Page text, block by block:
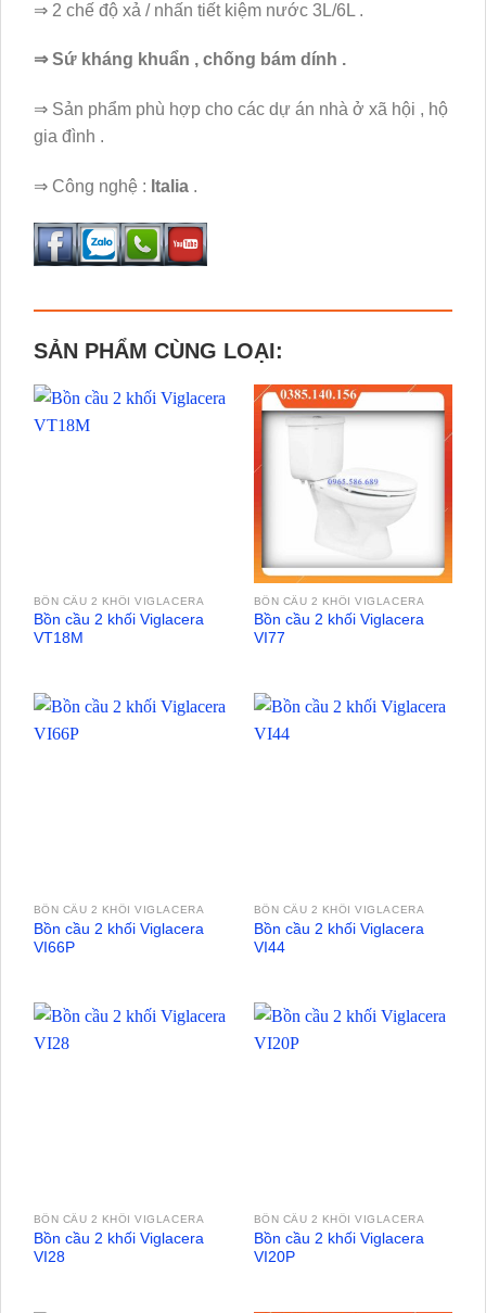
⇒ 2 chế độ xả / nhấn tiết kiệm nước 3L/6L .
⇒ Sứ kháng khuẩn , chống bám dính .
⇒ Sản phẩm phù hợp cho các dự án nhà ở xã hội , hộ
gia đình .
⇒ Công nghệ : Italia .
SẢN PHẨM CÙNG LOẠI:
BỒN CẦU 2 KHỐI VIGLACERA
Bồn cầu 2 khối Viglacera
VT18M
BỒN CẦU 2 KHỐI VIGLACERA
Bồn cầu 2 khối Viglacera
VI77
BỒN CẦU 2 KHỐI VIGLACERA
Bồn cầu 2 khối Viglacera
VI66P
BỒN CẦU 2 KHỐI VIGLACERA
Bồn cầu 2 khối Viglacera
VI44
BỒN CẦU 2 KHỐI VIGLACERA
Bồn cầu 2 khối Viglacera
VI28
BỒN CẦU 2 KHỐI VIGLACERA
Bồn cầu 2 khối Viglacera
VI20P